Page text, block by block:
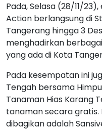
Pada, Selasa (28/11/
Action berlangsung di
Tangerang hingga 3
menghadirkan
yang ada di Kota
Pada kesempatan ini
Tengah bersama
Tanaman Hias Karang
tanaman secara
dibagikan adalah